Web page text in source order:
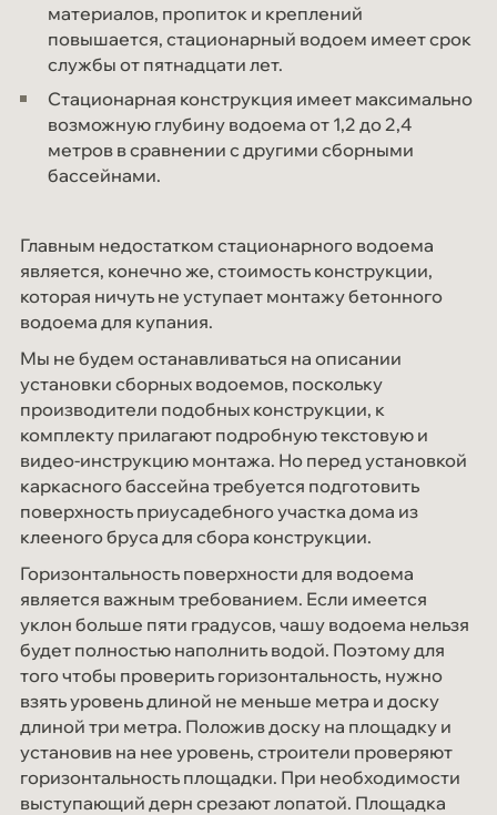
материалов, пропиток и креплений
повышается, стационарный водоем имеет срок
службы от пятнадцати лет.
Стационарная конструкция имеет максимально
возможную глубину водоема от 1,2 до 2,4
метров в сравнении с другими сборными
бассейнами.
Главным недостатком стационарного водоема
является, конечно же, стоимость конструкции,
которая ничуть не уступает монтажу бетонного
водоема для купания.
Мы не будем останавливаться на описании
установки сборных водоемов, поскольку
производители подобных конструкции, к
комплекту прилагают подробную текстовую и
видео-инструкцию монтажа. Но перед установкой
каркасного бассейна требуется подготовить
поверхность приусадебного участка дома из
клееного бруса для сбора конструкции.
Горизонтальность поверхности для водоема
является важным требованием. Если имеется
уклон больше пяти градусов, чашу водоема нельзя
будет полностью наполнить водой. Поэтому для
того чтобы проверить горизонтальность, нужно
взять уровень длиной не меньше метра и доску
длиной три метра. Положив доску на площадку и
установив на нее уровень, строители проверяют
горизонтальность площадки. При необходимости
выступающий дерн срезают лопатой. Площадка